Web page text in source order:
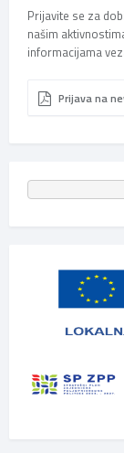
Prijavite se za
našim
informacijama
Prijava na